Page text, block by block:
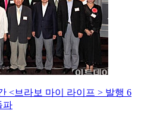
<브라보 마이 라이프 > 발행 6
파